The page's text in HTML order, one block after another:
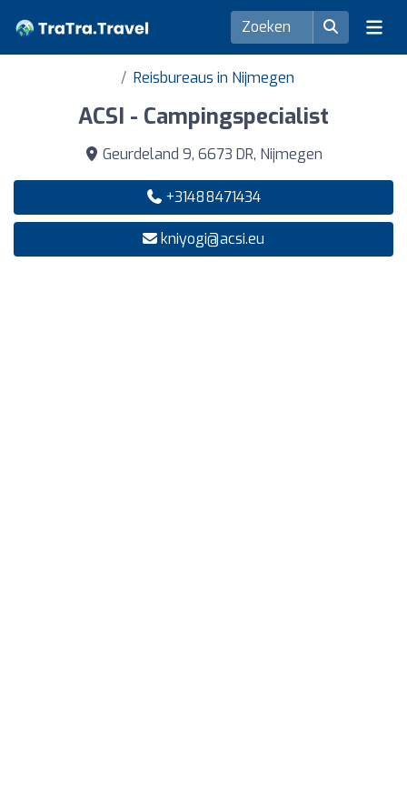
Reisbureaus in Nijmegen
ACSI - Campingspecialist
Geurdeland 9, 6673 DR, Nijmegen
+31488471434
kniyogi@acsi.eu